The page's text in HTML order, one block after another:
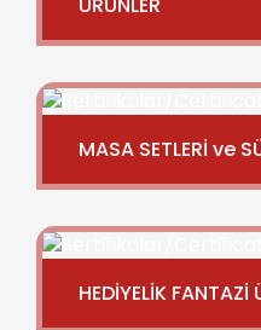
MASA SETLERİ ve
HEDİYELİK FANTAZİ